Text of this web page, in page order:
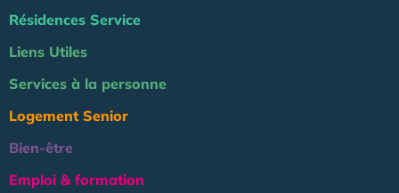
Résidences Service
Liens Utiles
Services à la personne
Logement Senior
Bien-être
Emploi & formation